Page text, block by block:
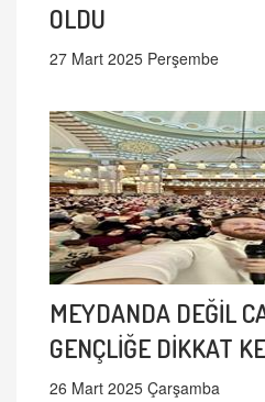
OLDU
27 Mart 2025 Perşembe
MEYDANDA DEĞİL
GENÇLİĞE DİKKAT
26 Mart 2025 Çarşamba